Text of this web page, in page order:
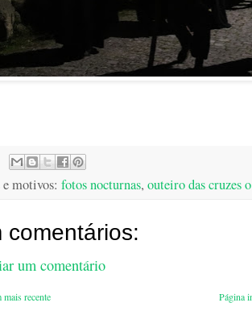
motivos: fotos nocturnas, outeiro das cruzes
comentários:
um comentário
mais recente Página